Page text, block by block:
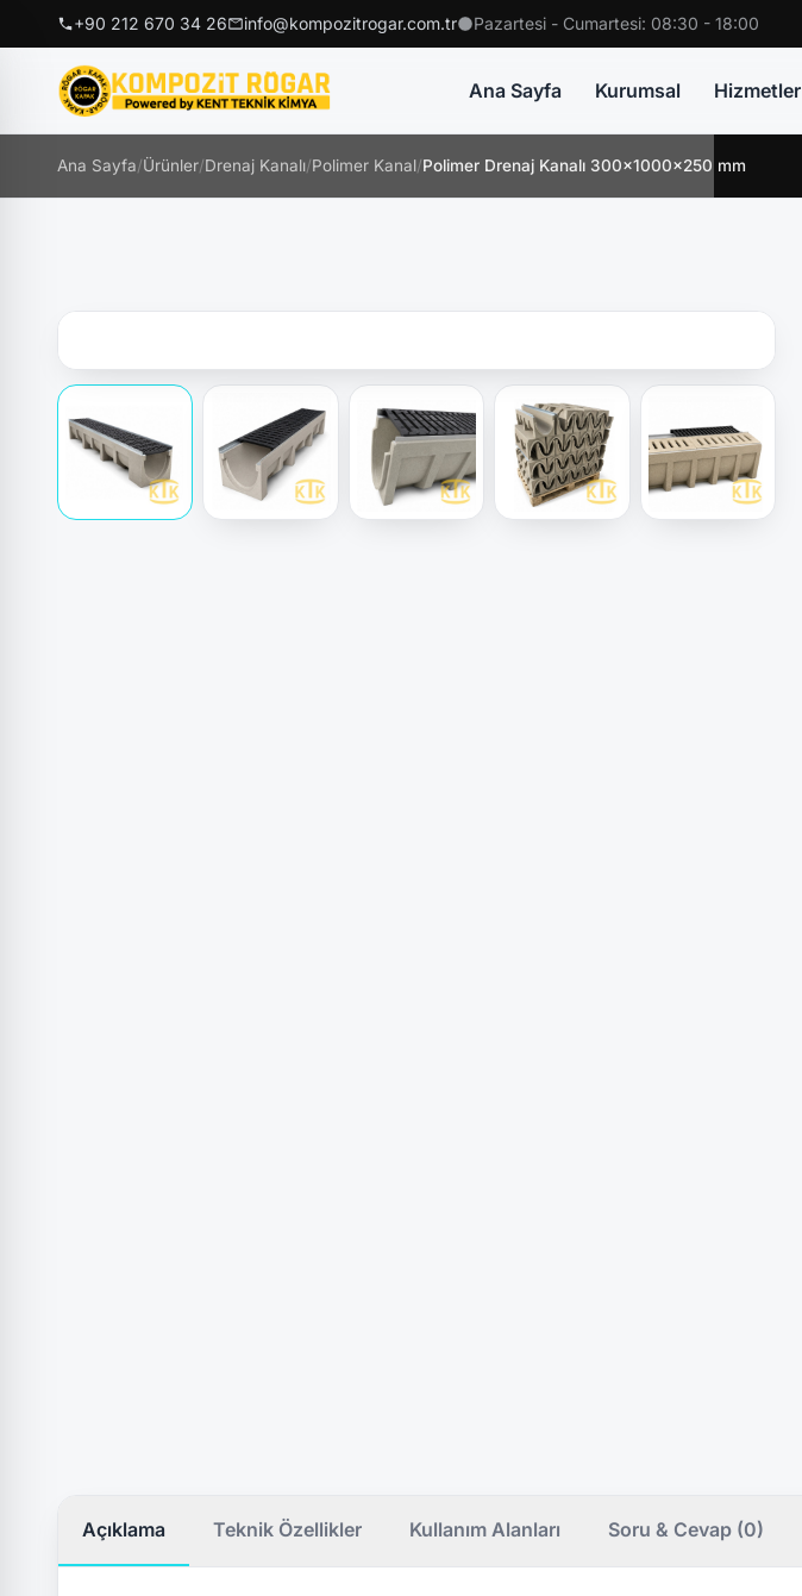
+90 212 670 34 26 info@kompozitrogar.com.tr Pazartesi - Cumartesi: 08:30 - 18:00
Ana Sayfa Kurumsal Hizmetler
Ana Sayfa/Ürünler/Drenaj Kanalı/Polimer Kanal/Polimer Drenaj Kanalı 300x1000x250 mm
Açıklama Teknik Özellikler Kullanım Alanları Soru & Cevap (0)